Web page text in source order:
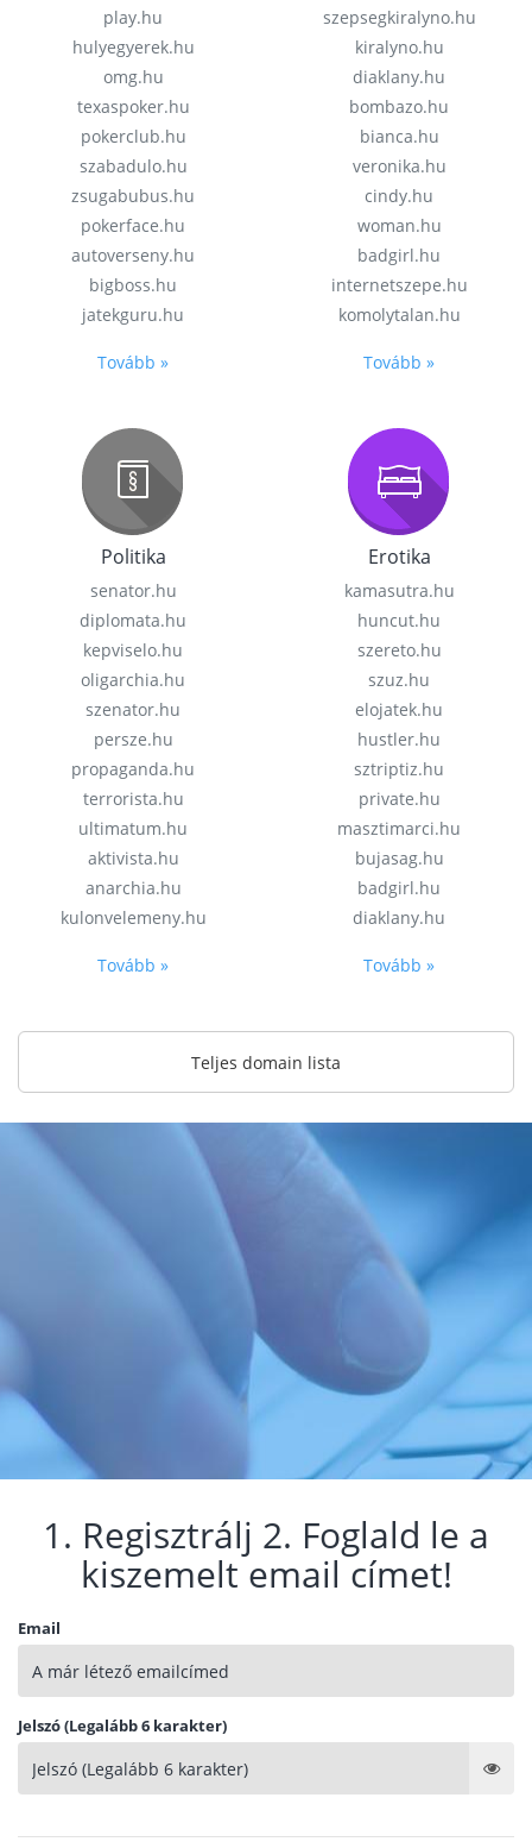
play.hu
hulyegyerek.hu
omg.hu
texaspoker.hu
pokerclub.hu
szabadulo.hu
zsugabubus.hu
pokerface.hu
autoverseny.hu
bigboss.hu
jatekguru.hu
Tovább »
szepsegkiralyno.hu
kiralyno.hu
diaklany.hu
bombazo.hu
bianca.hu
veronika.hu
cindy.hu
woman.hu
badgirl.hu
internetszepe.hu
komolytalan.hu
Tovább »
Politika
senator.hu
diplomata.hu
kepviselo.hu
oligarchia.hu
szenator.hu
persze.hu
propaganda.hu
terrorista.hu
ultimatum.hu
aktivista.hu
anarchia.hu
kulonvelemeny.hu
Tovább »
Erotika
kamasutra.hu
huncut.hu
szereto.hu
szuz.hu
elojatek.hu
hustler.hu
sztriptiz.hu
private.hu
masztimarci.hu
bujasag.hu
badgirl.hu
diaklany.hu
Tovább »
Teljes domain lista
1. Regisztrálj 2. Foglald le a
kiszemelt email címet!
Email
Jelszó (Legalább 6 karakter)